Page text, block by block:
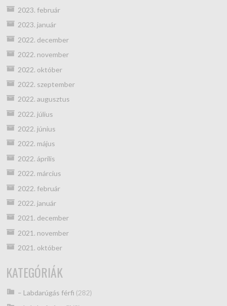
2023. február
2023. január
2022. december
2022. november
2022. október
2022. szeptember
2022. augusztus
2022. július
2022. június
2022. május
2022. április
2022. március
2022. február
2022. január
2021. december
2021. november
2021. október
KATEGÓRIÁK
– Labdarúgás férfi (282)